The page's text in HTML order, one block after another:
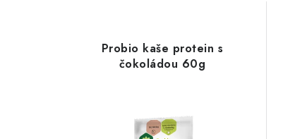
Probio kaše protein s
čokoládou 60g